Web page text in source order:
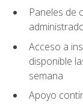
Paneles de
Acceso a
disponible
semana
Apoyo